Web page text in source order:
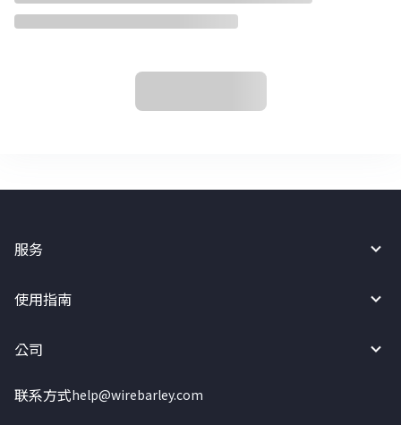
服务
使用指南
公司
联系方式help@wirebarley.com